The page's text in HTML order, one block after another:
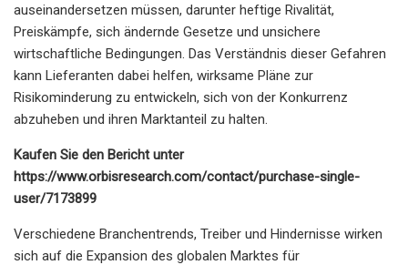
auseinandersetzen müssen, darunter heftige Rivalität,
Preiskämpfe, sich ändernde Gesetze und unsichere
wirtschaftliche Bedingungen. Das Verständnis dieser Gefahren
kann Lieferanten dabei helfen, wirksame Pläne zur
Risikominderung zu entwickeln, sich von der Konkurrenz
abzuheben und ihren Marktanteil zu halten.
Kaufen Sie den Bericht unter
https://www.orbisresearch.com/contact/purchase-single-
user/7173899
Verschiedene Branchentrends, Treiber und Hindernisse wirken
sich auf die Expansion des globalen Marktes für